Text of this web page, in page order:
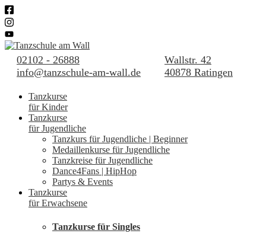
02102 - 26888
info@tanzschule-am-wall.de
Wallstr. 42
40878 Ratingen
Tanzkurse
für Kinder
Tanzkurse
für Jugendliche
Tanzkurs für Jugendliche | Beginner
Medaillenkurse für Jugendliche
Tanzkreise für Jugendliche
Dance4Fans | HipHop
Partys & Events
Tanzkurse
für Erwachsene
Tanzkurse für Singles